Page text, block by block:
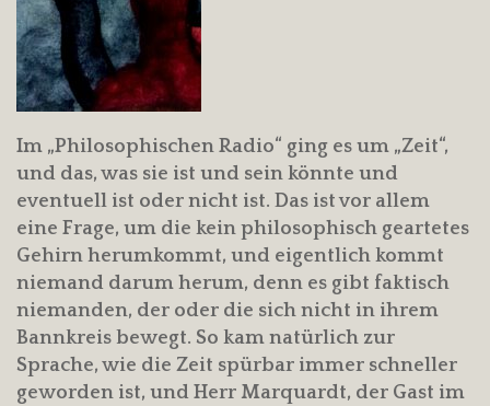
Im „Philosophischen Radio“ ging es um „Zeit“,
und das, was sie ist und sein könnte und
eventuell ist oder nicht ist. Das ist vor allem
eine Frage, um die kein philosophisch geartetes
Gehirn herumkommt, und eigentlich kommt
niemand darum herum, denn es gibt faktisch
niemanden, der oder die sich nicht in ihrem
Bannkreis bewegt. So kam natürlich zur
Sprache, wie die Zeit spürbar immer schneller
geworden ist, und Herr Marquardt, der Gast im